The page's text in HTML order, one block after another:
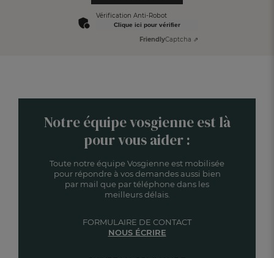
Vérification Anti-Robot
Clique ici pour vérifier
FriendlyCaptcha ⇗
Notre équipe vosgienne est là
pour vous aider :
Toute notre équipe Vosgienne est mobilisée
pour répondre à vos demandes aussi bien
par mail que par téléphone dans les
meilleurs délais.
FORMULAIRE DE CONTACT
NOUS ÉCRIRE